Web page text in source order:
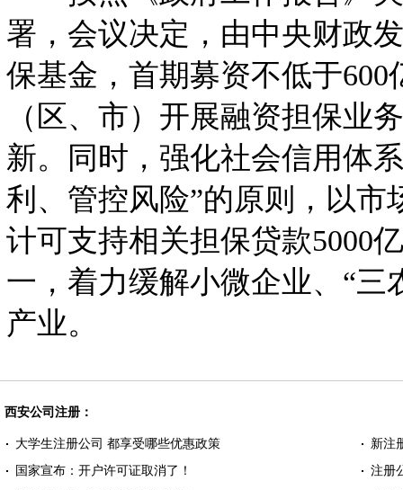
署，会议决定，由中央财政
保基金，首期募资不低于
（区、市）开展融资担保业
新。同时，强化社会信用体
利、管控风险”的原则，以
计可支持相关担保贷款5000
一，着力缓解小微企业、“
产业。
西安公司注册：
大学生注册公司 都享受哪些优惠政策
新注
国家宣布：开户许可证取消了！
注册